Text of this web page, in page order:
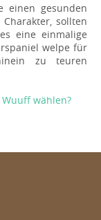
einen gesunden
sollten
eine einmalige
welpe für
zu teuren
wählen?